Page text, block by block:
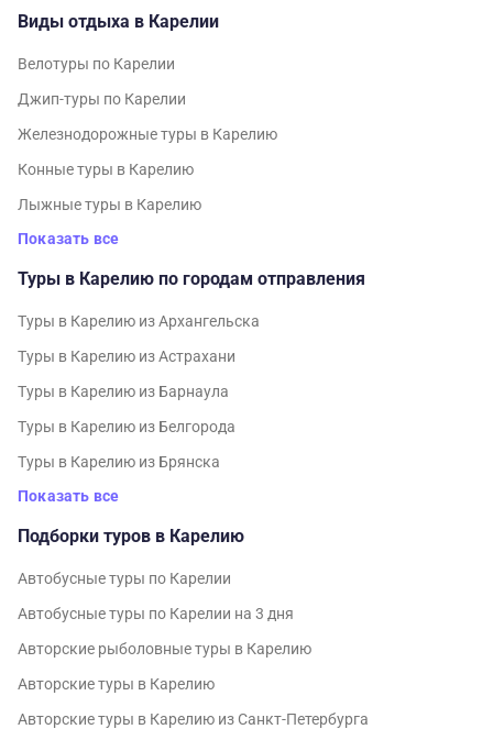
Виды отдыха в Карелии
Велотуры по Карелии
Джип-туры по Карелии
Железнодорожные туры в Карелию
Конные туры в Карелию
Лыжные туры в Карелию
Показать все
Туры в Карелию по городам отправления
Туры в Карелию из Архангельска
Туры в Карелию из Астрахани
Туры в Карелию из Барнаула
Туры в Карелию из Белгорода
Туры в Карелию из Брянска
Показать все
Подборки туров в Карелию
Автобусные туры по Карелии
Автобусные туры по Карелии на 3 дня
Авторские рыболовные туры в Карелию
Авторские туры в Карелию
Авторские туры в Карелию из Санкт-Петербурга